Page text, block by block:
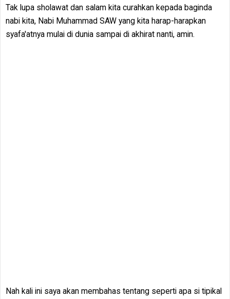
Tak lupa sholawat dan salam kita curahkan kepada baginda
nabi kita, Nabi Muhammad SAW yang kita harap-harapkan
syafa'atnya mulai di dunia sampai di akhirat nanti, amin.
Nah kali ini saya akan membahas tentang seperti apa si tipikal